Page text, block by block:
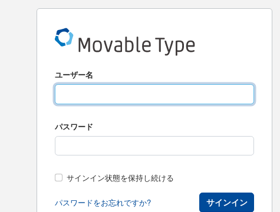
ユーザー名
パスワード
サインイン状態を保持し続ける
パスワードをお忘れですか? サインイン